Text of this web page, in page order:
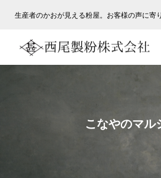
生産者のかおが見える粉屋。お客様の声に寄
こなやのマル